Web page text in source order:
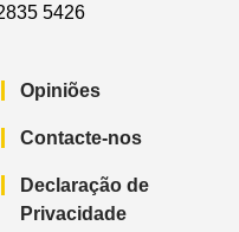
5426
Opiniões
Contacte-nos
Declaração de
Privacidade